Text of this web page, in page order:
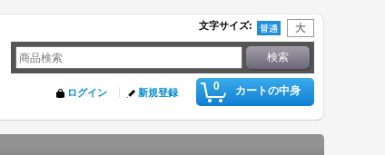
文字サイズ:
0 カートの中身
ログイン 新規登録